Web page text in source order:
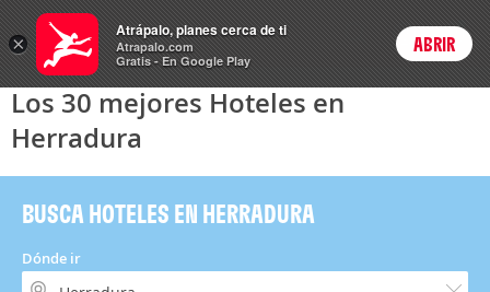
Hoteles Login
Los 30 mejores Hoteles en
Herradura
BUSCA HOTELES EN HERRADURA
Dónde ir
×
Atrápalo, planes cerca de ti
Atrapalo.com
Gratis - En Google Play
ABRIR